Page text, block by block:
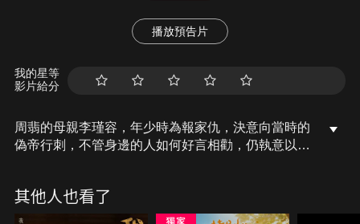
播放預告片
我的星等
影片給分
周翡的母親李瑾容，年少時為報家仇，決意向當時的
偽帝行刺，不管身邊的人如何好言相勸，仍執意以身
其他人也看了